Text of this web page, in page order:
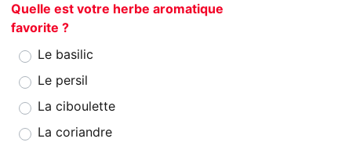
Quelle est votre herbe aromatique
favorite ?
Le basilic
Le persil
La ciboulette
La coriandre